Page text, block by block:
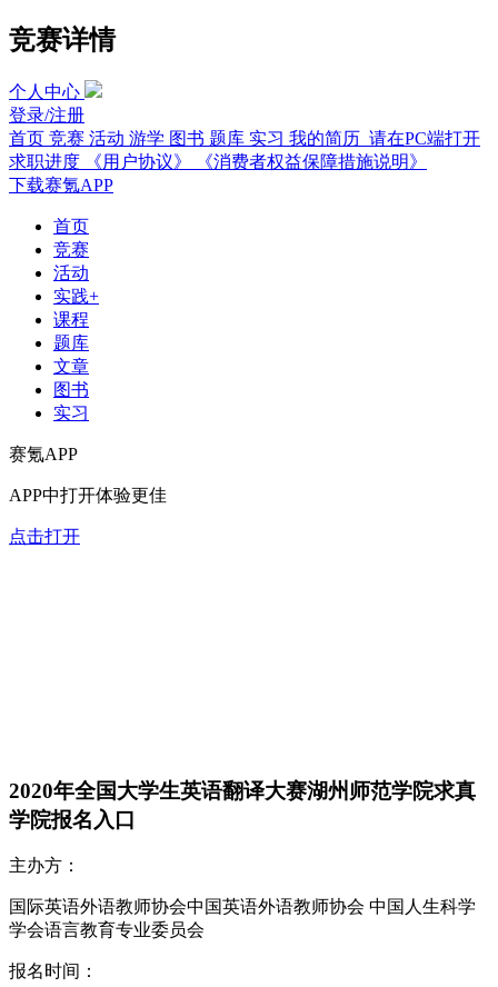
竞赛详情
个人中心
登录/注册
首页 竞赛 活动 游学 图书 题库 实习 我的简历 请在PC端打开
求职进度
《用户协议》
《消费者权益保障措施说明》
下载赛氪APP
首页
竞赛
活动
实践+
课程
题库
文章
图书
实习
赛氪APP
APP中打开体验更佳
点击打开
2020年全国大学生英语翻译大赛湖州师范学院求真
学院报名入口
主办方：
国际英语外语教师协会中国英语外语教师协会 中国人生科学
学会语言教育专业委员会
报名时间：